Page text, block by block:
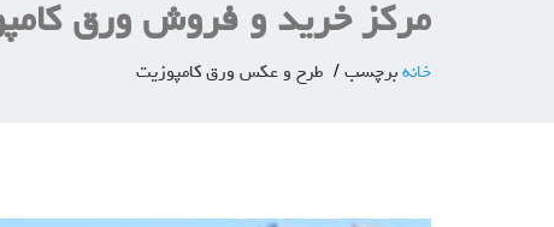
مرکز خرید و فروش ورق
خانه برچسب طرح و عکس ورق کامپوزیت